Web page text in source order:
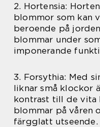
2. Hortensia:
blommor som kan
beroende på
blommar under
imponerande
3. Forsythia: Med
liknar små klockor
kontrast till de vita
blommar på våren
färgglatt utseende.